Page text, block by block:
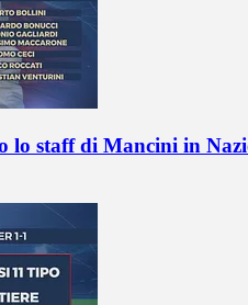
lo staff di Mancini in